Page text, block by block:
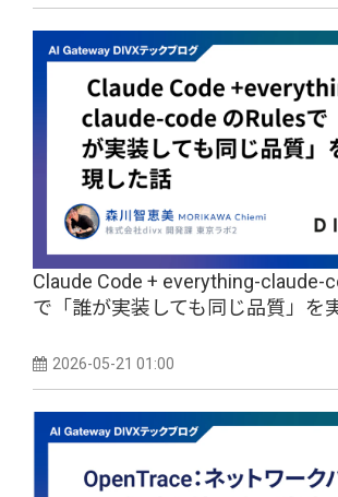
会社情報
Claude Code + everything-claude-
で「誰が実装しても同じ品質」を
2026-05-21 01:00